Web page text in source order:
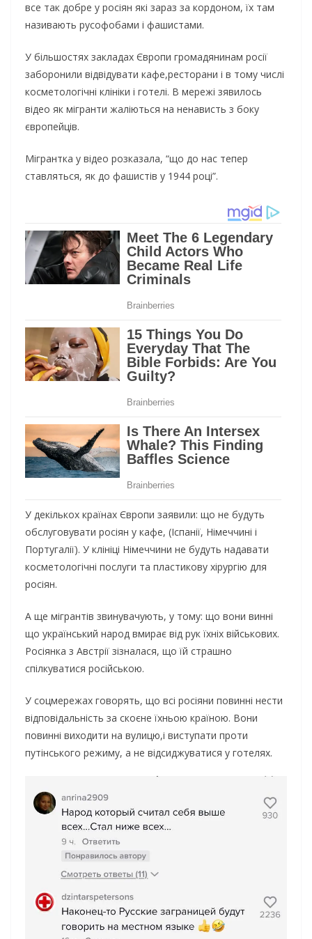
все так добре у росіян які зараз за кордоном, їх там
називають русофобами і фашистами.
У більшостях закладах Європи громадянинам росії
заборонили відвідувати кафе,ресторани і в тому числі
косметологічні клініки і готелі. В мережі зявилось
відео як мігранти жаліються на ненависть з боку
європейців.
Мігрантка у відео розказала, “що до нас тепер
ставляться, як до фашистів у 1944 році”.
У декількох країнах Європи заявили: що не будуть
обслуговувати росіян у кафе, (Іспанії, Німеччині і
Португалії). У клініці Німеччини не будуть надавати
косметологічні послуги та пластикову хірургію для
росіян.
А ще мігрантів звинувачують, у тому: що вони винні
що український народ вмирає від рук їхніх військових.
Росіянка з Австрії зізналася, що їй страшно
спілкуватися російською.
У соцмережах говорять, що всі росіяни повинні нести
відповідальність за скоєне їхньою країною. Вони
повинні виходити на вулицю,і виступати проти
путінського режиму, а не відсиджуватися у готелях.